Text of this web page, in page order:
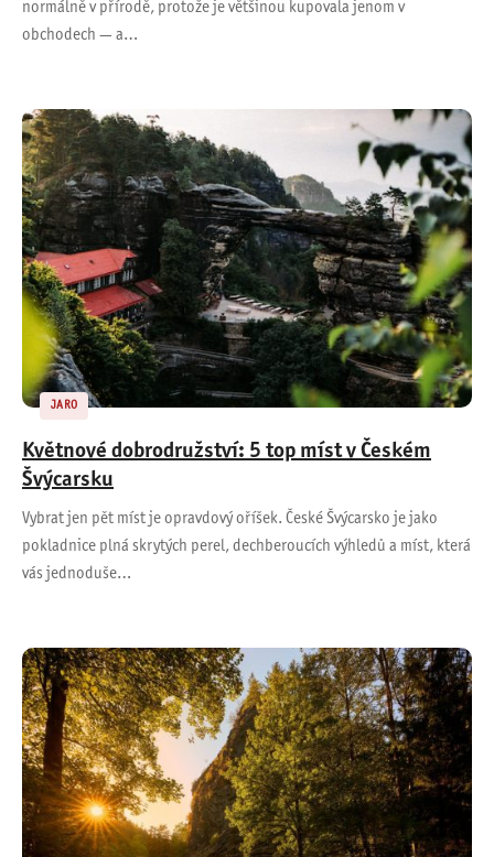
normálně v přírodě, protože je většinou kupovala jenom v
obchodech — a…
JARO
Květnové dobrodružství: 5 top míst v Českém
Švýcarsku
Vybrat jen pět míst je opravdový oříšek. České Švýcarsko je jako
pokladnice plná skrytých perel, dechberoucích výhledů a míst, která
vás jednoduše…